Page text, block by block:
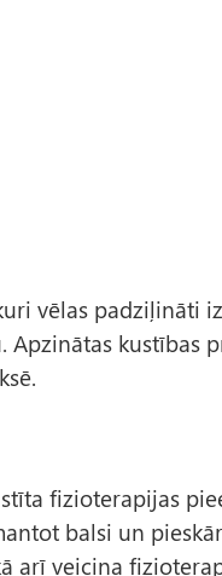
vēlas padziļināti
kustības
fizioterapijas
balsi un
arī veicina